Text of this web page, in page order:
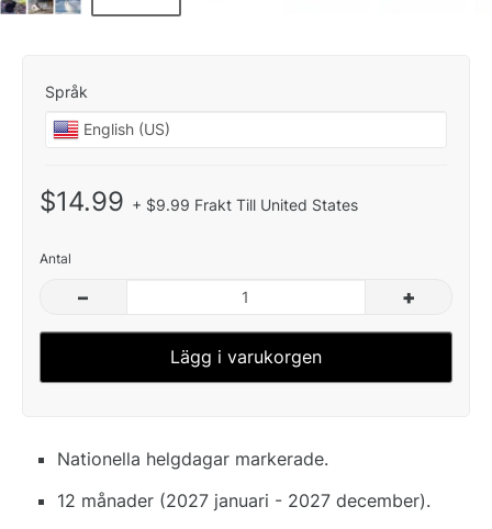
Språk
$14.99 + $9.99 Frakt Till United States
Antal
– +
Lägg i varukorgen
Nationella helgdagar markerade.
12 månader (2027 januari - 2027 december).